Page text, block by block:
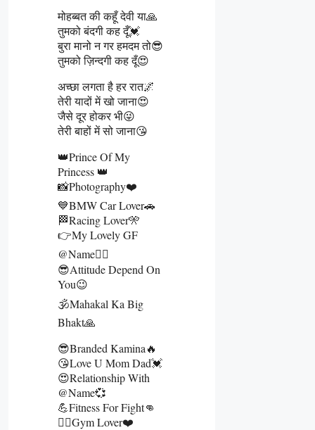
मोहब्बत की कहूँ देवी या🙏
तुमको बंदगी कह दूँ💓
बुरा मानो न गर हमदम तो😎
तुमको ज़िन्दगी कह दूँ😍
अच्छा लगता है हर रात🌌
तेरी यादों में खो जाना😍
जैसे दूर होकर भी😜
तेरी बाहों में सो जाना😘
👑Prince Of My
Princess 👑
📸Photography❤️
💙BMW Car Lover🚗
🏁Racing Lover🎌
👉My Lovely GF
@name👰‍♀️
😎Attitude Depend On
You😉
🕉️Mahakal Ka Big
Bhakt🙏
😎Branded Kamina🔥
😘Love U Mom Dad💓
😍Relationship With
@name💞
💪Fitness For Fight👊
🏋️‍♂️Gym Lover❤️